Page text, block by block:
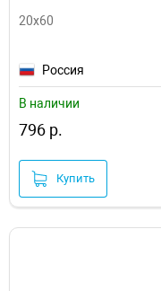
20x60
Россия
В наличии
796 р.
Купить